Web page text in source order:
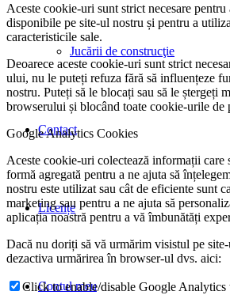
Jucării de construcţie
Contact
Licențe
Contul meu
Aceste cookie-uri sunt strict necesare
disponibile pe site-ul nostru și pentru a
caracteristicile sale.
Deoarece aceste cookie-uri sunt strict
ului, nu le puteți refuza fără să influențeze
nostru. Puteți să le blocați sau să le ștergeți
browserului și blocând toate cookie-urile de
Google Analytics Cookies
Aceste cookie-uri colectează informații care
formă agregată pentru a ne ajuta să
nostru este utilizat sau cât de eficiente sunt
marketing sau pentru a ne ajuta să
aplicația noastră pentru a vă îmbunătăți
Dacă nu doriți să vă urmărim visistul pe
dezactiva urmărirea în browser-ul dvs. aici:
Click to enable/disable Google Analytics